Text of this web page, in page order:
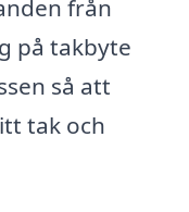
från
på takbyte
så att
tak och